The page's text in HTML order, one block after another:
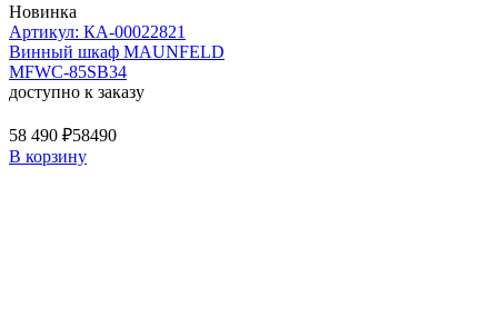
Новинка
Артикул: КА-00022821
Винный шкаф MAUNFELD
MFWC-85SB34
доступно к заказу
58 490 ₽58490
В корзину